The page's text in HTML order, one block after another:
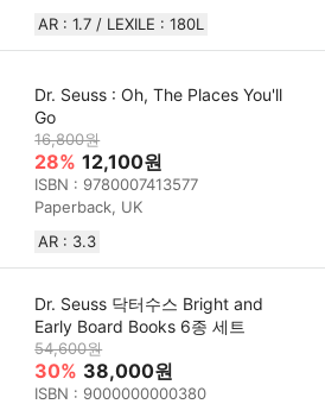
AR : 1.7 / LEXILE : 180L
Dr. Seuss : Oh, The Places You'll
Go
16,800원
28% 12,100원
ISBN : 9780007413577
Paperback, UK
AR : 3.3
Dr. Seuss 닥터수스 Bright and
Early Board Books 6종 세트
54,600원
30% 38,000원
ISBN : 9000000000380